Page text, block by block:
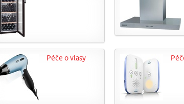
Péče o vlasy